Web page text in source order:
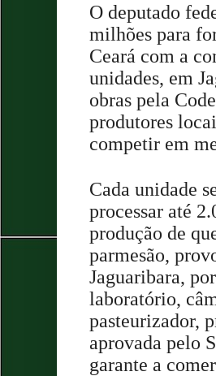
O deputado
milhões para
Ceará com a
unidades, em
obras pela
produtores
competir em
Cada unidade
processar até
produção de
parmesão,
Jaguaribara,
laboratório,
pasteurizador,
aprovada pelo
garante a